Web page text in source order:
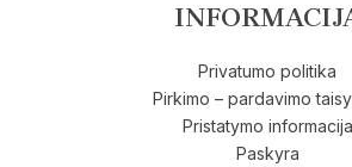
Privatumo politika
Pirkimo – pardavimo
Pristatymo informacija
Paskyra